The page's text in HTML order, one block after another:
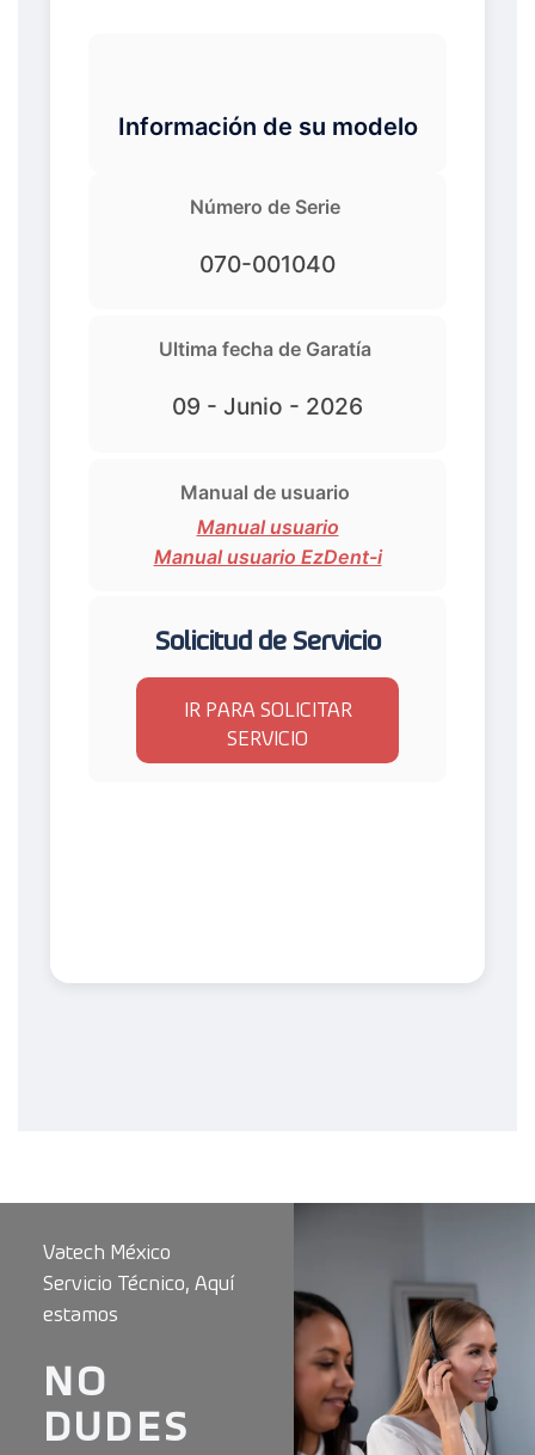
Información de su modelo
Número de Serie
070-001040
Ultima fecha de Garatía
09 - Junio - 2026
Manual de usuario
Manual usuario
Manual usuario EzDent-i
Solicitud de Servicio
IR PARA SOLICITAR
SERVICIO
Vatech México
Servicio Técnico, Aquí
estamos
NO
DUDES